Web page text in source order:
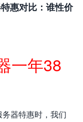
惠对比：谁性价
一年38
器特惠时，我们